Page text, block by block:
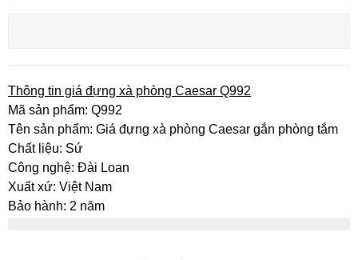
Thông tin giá đựng xà phòng Caesar Q992
Mã sản phẩm: Q992
Tên sản phẩm: Giá đựng xà phòng Caesar gắn phòng tắm
Chất liệu: Sứ
Công nghệ: Đài Loan
Xuất xứ: Việt Nam
Bảo hành: 2 năm